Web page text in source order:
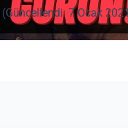
(Güncellendi: 7 Ocak